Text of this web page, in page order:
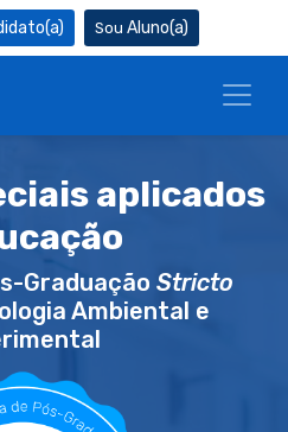
Aluno(a)
aplicados
Graduação Stricto
Ambiental e